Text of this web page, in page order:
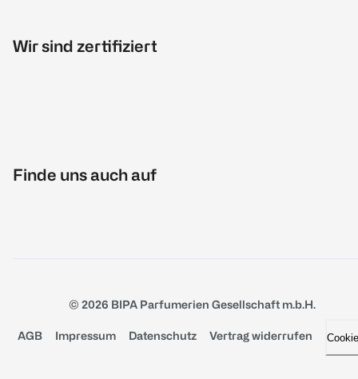
Wir sind zertifiziert
Finde uns auch auf
© 2026 BIPA Parfumerien Gesellschaft m.b.H.
AGB Impressum Datenschutz Vertrag widerrufen